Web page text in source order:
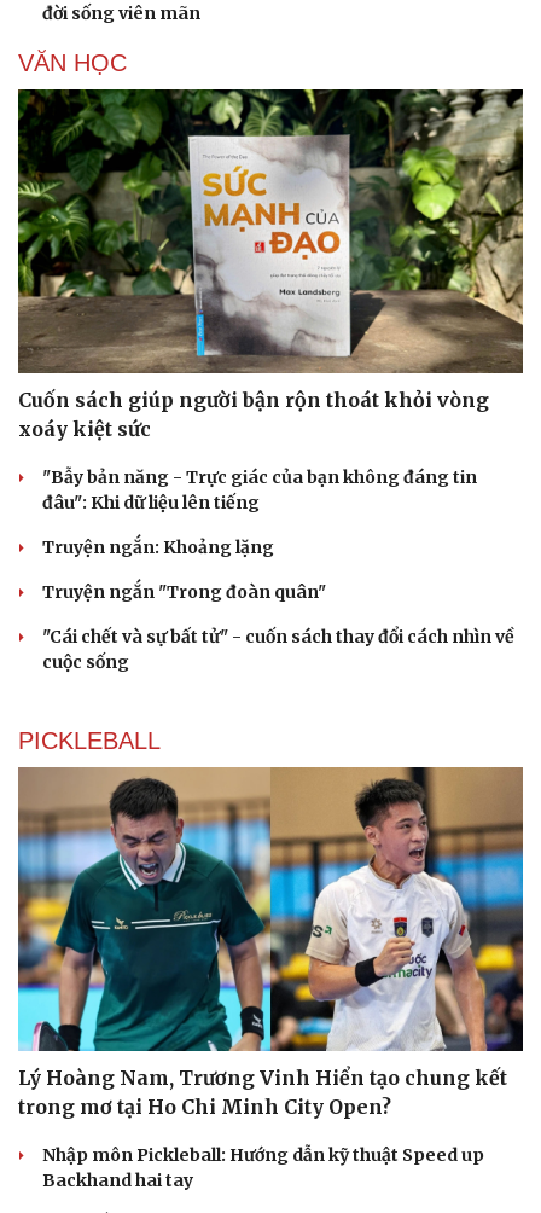
Cải chính
đời sống viên mãn
VĂN HỌC
Cuốn sách giúp người bận rộn thoát khỏi vòng
xoáy kiệt sức
"Bẫy bản năng - Trực giác của bạn không đáng tin
đâu": Khi dữ liệu lên tiếng
Truyện ngắn: Khoảng lặng
Truyện ngắn "Trong đoàn quân"
"Cái chết và sự bất tử" - cuốn sách thay đổi cách nhìn về
cuộc sống
PICKLEBALL
Lý Hoàng Nam, Trương Vinh Hiển tạo chung kết
trong mơ tại Ho Chi Minh City Open?
Nhập môn Pickleball: Hướng dẫn kỹ thuật Speed up
Backhand hai tay